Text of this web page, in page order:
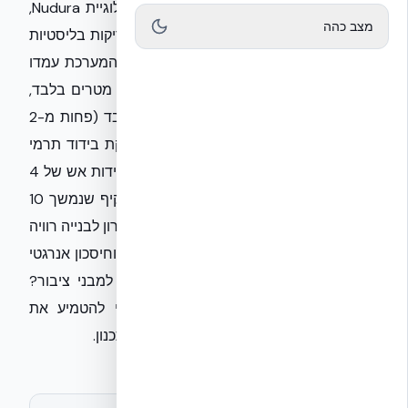
מהפכת ה-NUDURA ICF בישראל עם טכנולוגיית Nudura,
המציבה סטנדרט עמידות חסר תקדים. בבדיקות בליסטיות
שנערכו בבסיס הנחתים Quantico, קירות המערכת עמדו
בפיצוץ של 22.6 ק״ג TNT ממרחק של 1.83 מטרים בלבד,
ללא כל כשל מבני ועם סדקים מינוריים בלבד (פחות מ-2
מ״מ). מעבר לחוסן המבני, המערכת מספקת בידוד תרמי
עוצמתי עם ערכי U של עד 0.12 W/m²·K ועמידות אש של 4
שעות. לאחר תהליך בחינת שיטות בנייה מקיף שנמשך 10
שנים בטכניון, אנו מציעים לשוק הישראלי פתרון לבנייה רוויה
שמשלב בטיחות סייסמית, הגנה מפני הדף וחיסכון אנרגטי
במוצר אחד. מתכננים פרויקט למגורים או למבני ציבור?
צרו קשר עם המומחים של אקובילד כדי להטמיע את
הטכנולוגיה המתקדמת ביותר כבר בשלב התכנון.
מצב כהה